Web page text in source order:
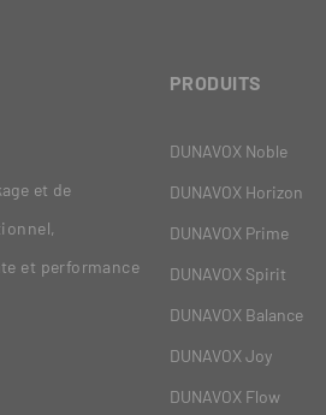
et de
et performance
PRODUITS
DUNAVOX Noble
DUNAVOX Horizon
DUNAVOX Prime
DUNAVOX Spirit
DUNAVOX Balance
DUNAVOX Joy
DUNAVOX Flow